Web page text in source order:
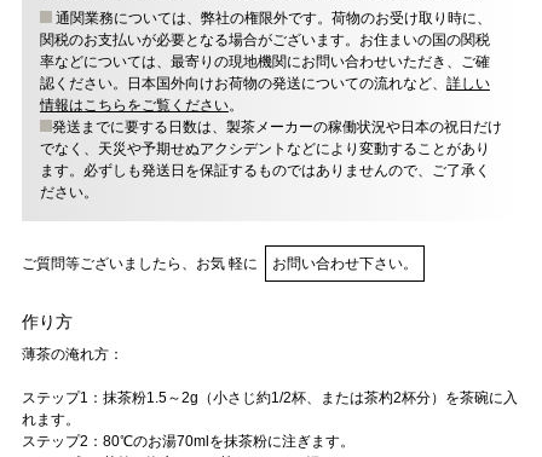
通関業務については、弊社の権限外です。荷物のお受け取り時に、
関税のお支払いが必要となる場合がございます。お住まいの国の関税
率などについては、最寄りの現地機関にお問い合わせいただき、ご確
認ください。日本国外向けお荷物の発送についての流れなど、 詳しい
情報はこちらをご覧ください。
発送までに要する日数は、製茶メーカーの稼働状況や日本の祝日だけ
でなく、天災や予期せぬアクシデントなどにより変動することがあり
ます。必ずしも発送日を保証するものではありませんので、ご了承く
ださい。
ご質問等ございましたら、お気 軽に お問い合わせ下さい。
作り方
薄茶の淹れ方：
ステップ1：抹茶粉1.5～2g（小さじ約1/2杯、または茶杓2杯分）を茶碗に入
れます。
ステップ2：80℃のお湯70mlを抹茶粉に注ぎます。